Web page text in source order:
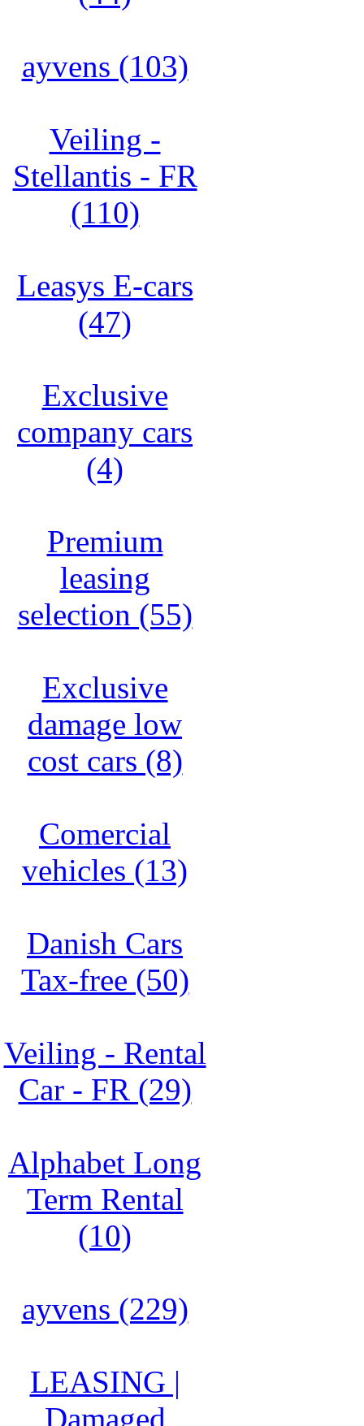
ayvens (103)
Veiling -
Stellantis - FR
(110)
Leasys E-cars
(47)
Exclusive
company cars
(4)
Premium
leasing
selection (55)
Exclusive
damage low
cost cars (8)
Comercial
vehicles (13)
Danish Cars
Tax-free (50)
Veiling - Rental
Car - FR (29)
Alphabet Long
Term Rental
(10)
ayvens (229)
LEASING |
Damaged